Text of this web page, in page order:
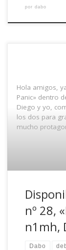
por dabo
Hola amigos,
Panic» dentro
Diego y yo,
los dos para
mucho
nº 28,
n1mh,
Dabo